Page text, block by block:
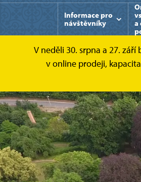
Informace pro
návštěvníky
a
V neděli 30. srpna a 27.
v online prodeji,